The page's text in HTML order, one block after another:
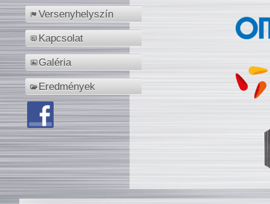
Versenyhelyszín
Kapcsolat
Galéria
Eredmények